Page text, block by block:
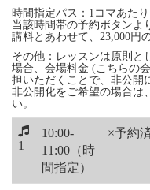
時間指定パス：1コマあた
当該時間帯の予約ボタンよ
講料とあわせて、23,000円
その他：レッスンは原則と
場合、会場料金 (こちらの
担いただくことで、非公開
非公開化をご希望の場合は
い。
1
10:00-
11:00（時
間指定）
×予約